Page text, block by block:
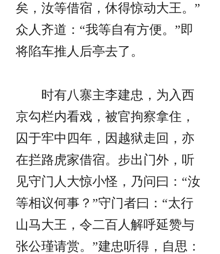
矣，汝等借宿，休得惊动大王。”
众人齐道：“我等自有方便。”即
将陷车推人后亭去了。
时有八寨主李建忠，为入西
京勾栏内看戏，被官拘察拿住，
囚于牢中四年，因越狱走回，亦
在拦路虎家借宿。步出门外，听
见守门人大惊小怪，乃问曰：“汝
等相议何事？”守门者曰：“太行
山马大王，令二百人解呼延赞与
张公瑾请赏。”建忠听得，自思：